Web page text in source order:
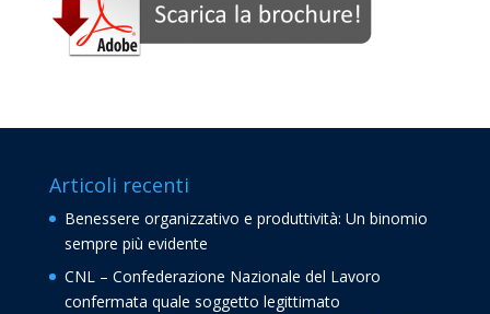
Articoli recenti
Benessere organizzativo e produttività: Un binomio
sempre più evidente
CNL – Confederazione Nazionale del Lavoro
confermata quale soggetto legittimato